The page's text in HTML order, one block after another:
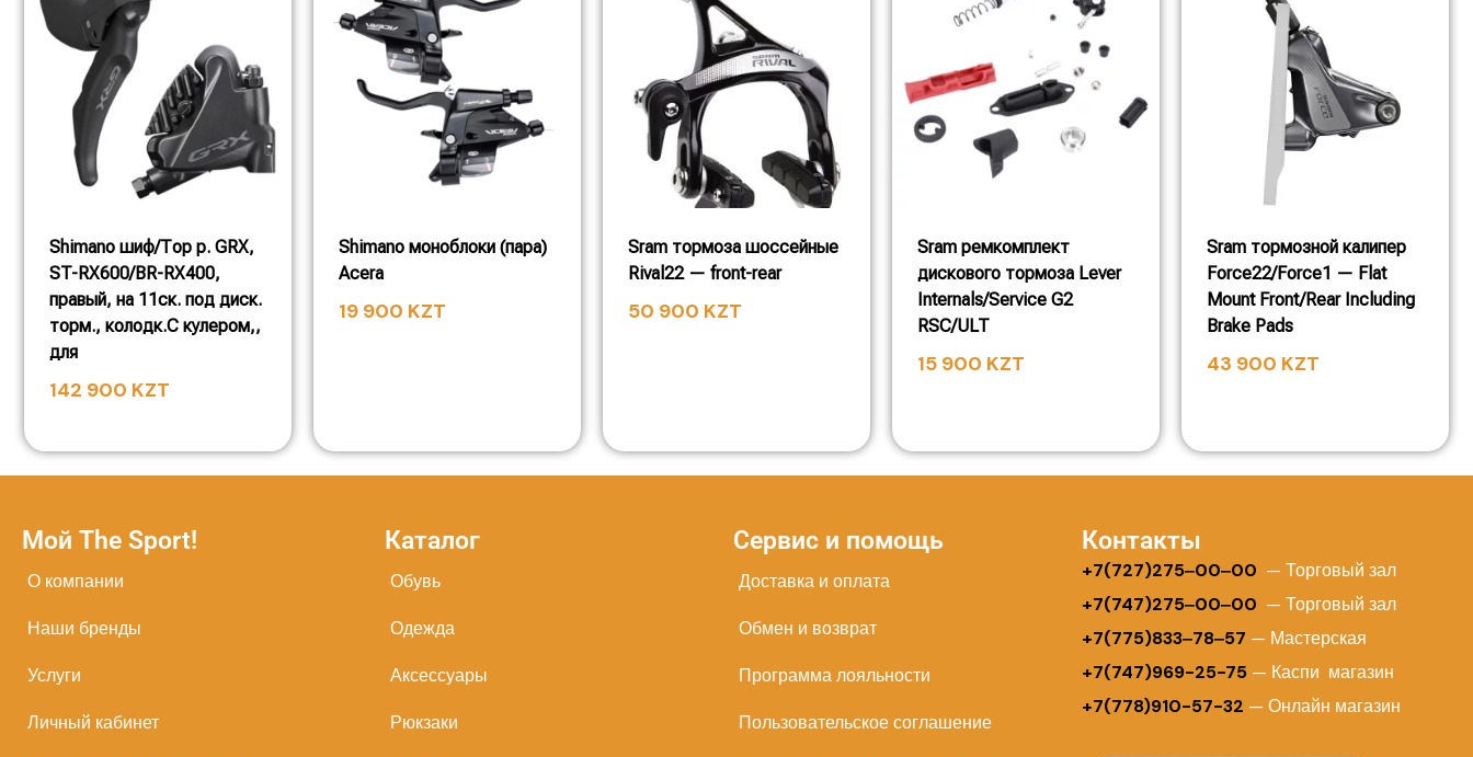
Shimano шиф/Тор р. GRX,
ST-RX600/BR-RX400,
правый, на 11ск. под диск.
торм., колодк.С кулером,,
для
142 900 KZT
Shimano моноблоки (пара)
Acera
19 900 KZT
Sram тормоза шоссейные
Rival22 — front-rear
50 900 KZT
Sram ремкомплект
дискового тормоза Lever
Internals/Service G2
RSC/ULT
15 900 KZT
Sram тормозной калипер
Force22/Force1 — Flat
Mount Front/Rear Including
Brake Pads
43 900 KZT
Мой The Sport!
О компании
Наши бренды
Услуги
Личный кабинет
Каталог
Обувь
Одежда
Аксессуары
Рюкзаки
Сервис и помощь
Доставка и оплата
Обмен и возврат
Программа лояльности
Пользовательское соглашение
Контакты
+7(727)275‒00‒00 — Торговый зал
+7(747)275‒00‒00 — Торговый зал
+7(775)833‒78‒57 — Мастерская
+7(747)969-25-75— Каспи магазин
+7(778)910-57-32 — Онлайн магазин